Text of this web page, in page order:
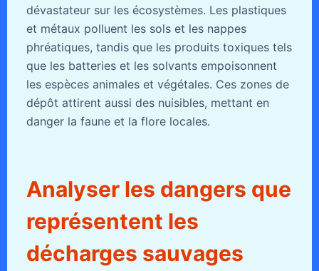
dévastateur sur les écosystèmes. Les plastiques
et métaux polluent les sols et les nappes
phréatiques, tandis que les produits toxiques tels
que les batteries et les solvants empoisonnent
les espèces animales et végétales. Ces zones de
dépôt attirent aussi des nuisibles, mettant en
danger la faune et la flore locales.
Analyser les dangers que
représentent les
décharges sauvages